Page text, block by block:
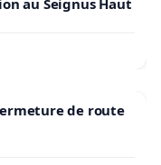
au Seignus Haut
de route